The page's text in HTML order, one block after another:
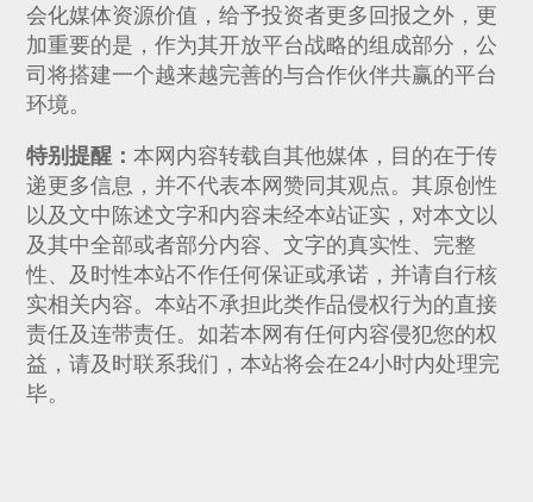
会化媒体资源价值，给予投资者更多回报之外，更
加重要的是，作为其开放平台战略的组成部分，公
司将搭建一个越来越完善的与合作伙伴共赢的平台
环境。
特别提醒：本网内容转载自其他媒体，目的在于传
递更多信息，并不代表本网赞同其观点。其原创性
以及文中陈述文字和内容未经本站证实，对本文以
及其中全部或者部分内容、文字的真实性、完整
性、及时性本站不作任何保证或承诺，并请自行核
实相关内容。本站不承担此类作品侵权行为的直接
责任及连带责任。如若本网有任何内容侵犯您的权
益，请及时联系我们，本站将会在24小时内处理完
毕。